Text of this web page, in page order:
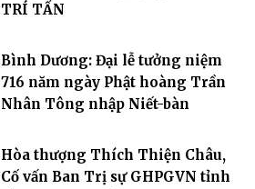
TRÍ TẤN
Bình Dương: Đại lễ tưởng niệm
716 năm ngày Phật hoàng Trần
Nhân Tông nhập Niết-bàn
Hòa thượng Thích Thiện Châu,
Cố vấn Ban Trị sự GHPGVN tỉnh